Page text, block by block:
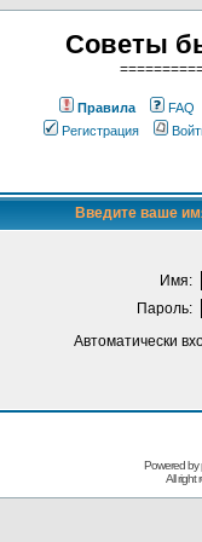
Советы
Правила
FAQ
Регистрация
Введите ваше
Имя:
Пароль:
Автоматически
Powered
All right